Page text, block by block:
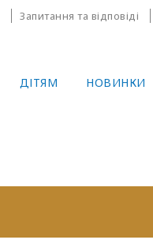
Запитання та відповіді
ДІТЯМ НОВИНКИ